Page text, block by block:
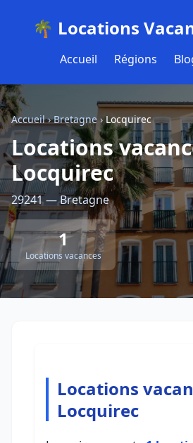
🌴 Locations
Accueil Régions
Accueil›Bretagne›Locquirec
Locations
Locquirec
29241 — Bretagne
1
Locations vacances
Locations
Locquirec